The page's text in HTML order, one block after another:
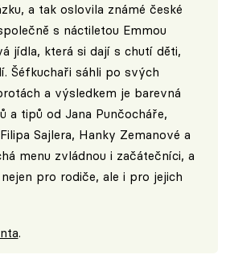
a tak oslovila známé české
s náctiletou Emmou
jídla, která si dají s chutí děti,
Šéfkuchaři sáhli po svých
a výsledkem je barevná
a tipů od Jana Punčocháře,
Sajlera, Hanky Zemanové a
menu zvládnou i začátečníci, a
pro rodiče, ale i pro jejich
.